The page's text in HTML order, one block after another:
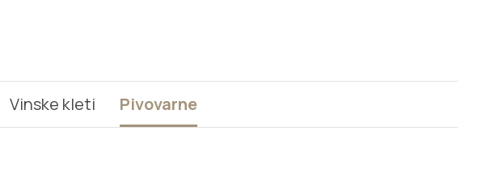
Vinske kleti Pivovarne